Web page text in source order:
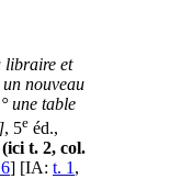
libraire et
nouveau
une table
, 5e éd.,
(ici t. 2, col.
] [IA: t. 1 ,